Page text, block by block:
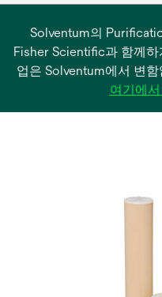
Solventum의
Fisher Scientific과 함께
업은 Solventum에서 변
여기에